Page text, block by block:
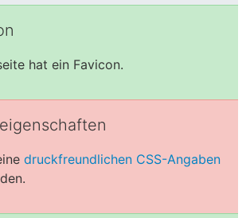
hat ein Favicon.
druckfreundlichen CSS-Angaben